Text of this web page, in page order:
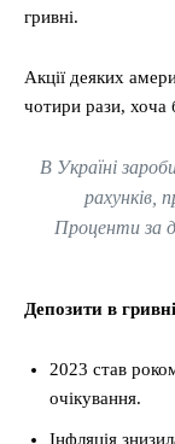
гривні.
Акції деяких
чотири рази, хоча
В Україні
рахунків,
Проценти за
Депозити в гривні
2023 став
очікування.
Інфляція